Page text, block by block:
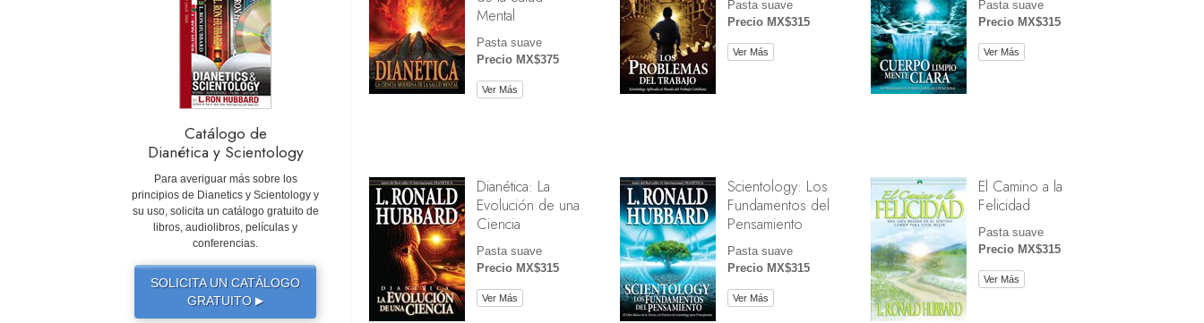
Los Fundamentos de la Organización
Los Fundamentos de las Relaciones
Públicas
Mental
Pasta suave
Precio MX$375
Ver Más
Pasta suave
Precio MX$315
Ver Más
Pasta suave
Precio MX$315
Ver Más
Dianética: La
Evolución de una
Ciencia
Pasta suave
Precio MX$315
Ver Más
Scientology: Los
Fundamentos del
Pensamiento
Pasta suave
Precio MX$315
Ver Más
El Camino a la
Felicidad
Pasta suave
Precio MX$315
Ver Más
Catálogo de
Dianética y Scientology
Para averiguar más sobre los
principios de Dianetics y Scientology y
su uso, solicita un catálogo gratuito de
libros, audiolibros, películas y
conferencias.
SOLICITA UN CATÁLOGO
GRATUITO ▶